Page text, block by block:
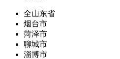
全山东省
烟台市
菏泽市
聊城市
淄博市